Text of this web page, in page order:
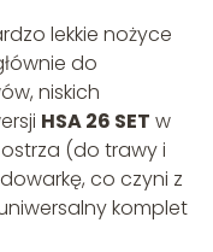
lekkie nożyce
do
niskich
HSA 26 SET w
(do trawy i
co czyni z
komplet